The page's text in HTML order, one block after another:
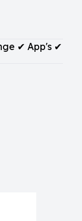
✔ App's ✔